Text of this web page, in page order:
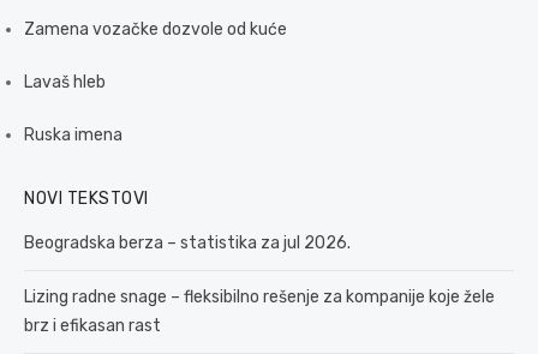
Zamena vozačke dozvole od kuće
Lavaš hleb
Ruska imena
NOVI TEKSTOVI
Beogradska berza – statistika za jul 2026.
Lizing radne snage – fleksibilno rešenje za kompanije koje žele
brz i efikasan rast